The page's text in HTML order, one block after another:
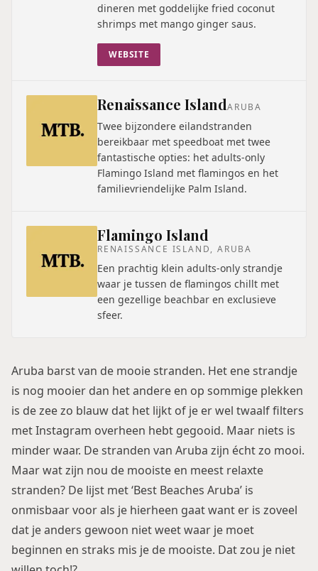
dineren met goddelijke fried coconut
shrimps met mango ginger saus.
WEBSITE
Renaissance IslandARUBA
Twee bijzondere eilandstranden
bereikbaar met speedboat met twee
fantastische opties: het adults-only
Flamingo Island met flamingos en het
familievriendelijke Palm Island.
Flamingo Island
RENAISSANCE ISLAND, ARUBA
Een prachtig klein adults-only strandje
waar je tussen de flamingos chillt met
een gezellige beachbar en exclusieve
sfeer.
Aruba barst van de mooie stranden. Het ene strandje
is nog mooier dan het andere en op sommige plekken
is de zee zo blauw dat het lijkt of je er wel twaalf filters
met Instagram overheen hebt gegooid. Maar niets is
minder waar. De stranden van Aruba zijn écht zo mooi.
Maar wat zijn nou de mooiste en meest relaxte
stranden? De lijst met ‘Best Beaches Aruba’ is
onmisbaar voor als je hierheen gaat want er is zoveel
dat je anders gewoon niet weet waar je moet
beginnen en straks mis je de mooiste. Dat zou je niet